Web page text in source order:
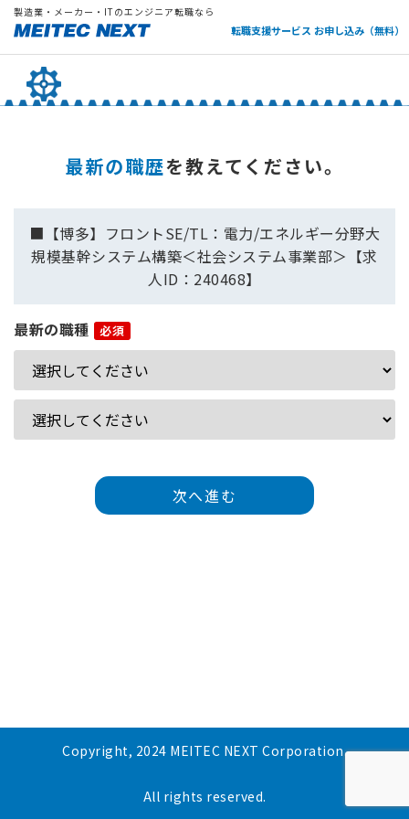
製造業・メーカー・ITのエンジニア転職なら
転職支援サービス お申し込み（無料）
最新の職歴を教えてください。
■【博多】フロントSE/TL：電力/エネルギー分野大
規模基幹システム構築＜社会システム事業部＞【求
人ID：240468】
最新の職種
次へ進む
Copyright, 2024 MEITEC NEXT Corporation.
All rights reserved.